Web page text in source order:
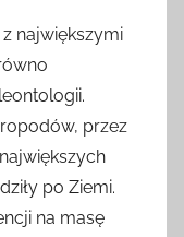
największymi
przez
po Ziemi.
na masę